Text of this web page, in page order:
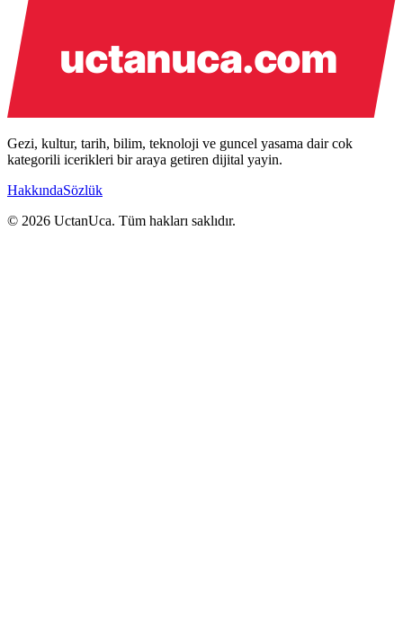
Gezi, kultur, tarih, bilim, teknoloji ve guncel yasama dair cok
kategorili icerikleri bir araya getiren dijital yayin.
HakkındaSözlük
© 2026 UctanUca. Tüm hakları saklıdır.